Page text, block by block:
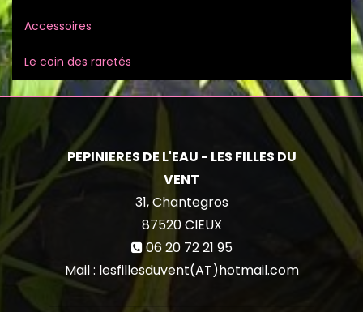
Accessoires
Le coin des raretés
PEPINIERES DE L'EAU - LES FILLES DU
VENT
31, Chantegros
87520CIEUX
06 20 72 21 95
Mail : lesfillesduvent(AT)hotmail.com